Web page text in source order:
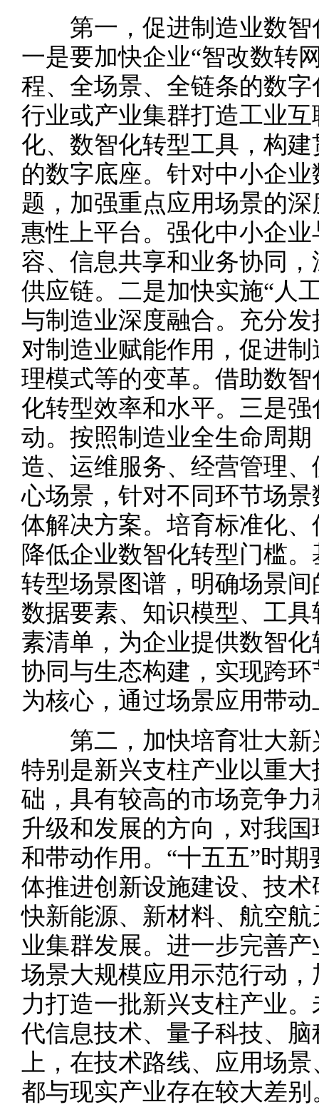
第一，促进制造业数智
一是要加快企业“智改数转
程、全场景、全链条的数
行业或产业集群打造工业
化、数智化转型工具，构
的数字底座。针对中小企
题，加强重点应用场景的
惠性上平台。强化中小企
容、信息共享和业务协同
供应链。二是加快实施“人
与制造业深度融合。充分
对制造业赋能作用，促进
理模式等的变革。借助数
化转型效率和水平。三是
动。按照制造业全生命周
造、运维服务、经营管理
心场景，针对不同环节场
体解决方案。培育标准化
降低企业数智化转型门槛
转型场景图谱，明确场景
数据要素、知识模型、工
素清单，为企业提供数智
协同与生态构建，实现跨
为核心，通过场景应用带
第二，加快培育壮大新
特别是新兴支柱产业以重
础，具有较高的市场竞争
升级和发展的方向，对我
和带动作用。“十五五”时
体推进创新设施建设、技
快新能源、新材料、航空
业集群发展。进一步完善
场景大规模应用示范行动
力打造一批新兴支柱产业
代信息技术、量子科技、
上，在技术路线、应用场
都与现实产业存在较大差